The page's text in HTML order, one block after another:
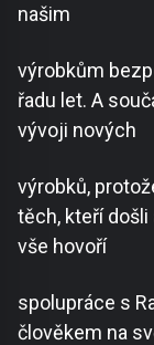
našim
výrobkům
řadu let. A
vývoji nových
výrobků,
těch, kteří
vše hovoří
spolupráce s
člověkem na